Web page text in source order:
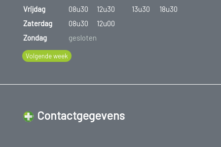
Vrijdag
08u30 12u30 13u30
18u30
Zaterdag
08u30
12u00
Zondag
gesloten
Volgende week
Contactgegevens